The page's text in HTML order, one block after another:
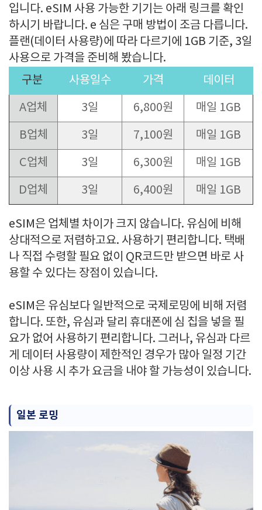
입니다. eSIM 사용 가능한 기기는 아래 링크를 확인
하시기 바랍니다. e 심은 구매 방법이 조금 다릅니다.
플랜(데이터 사용량)에 따라 다르기에 1GB 기준, 3일
사용으로 가격을 준비해 봤습니다.
구분
사용일수 가격 데이터
A업체 3일 6,800원 매일 1GB
B업체 3일 7,100원 매일 1GB
C업체 3일 6,300원 매일 1GB
D업체 3일 6,400원 매일 1GB
eSIM은 업체별 차이가 크지 않습니다. 유심에 비해
상대적으로 저렴하고요. 사용하기 편리합니다. 택배
나 직접 수령할 필요 없이 QR코드만 받으면 바로 사
용할 수 있다는 장점이 있습니다.
eSIM은 유심보다 일반적으로 국제로밍에 비해 저렴
합니다. 또한, 유심과 달리 휴대폰에 심 칩을 넣을 필
요가 없어 사용하기 편리합니다. 그러나, 유심과 다르
게 데이터 사용량이 제한적인 경우가 많아 일정 기간
이상 사용 시 추가 요금을 내야 할 가능성이 있습니다.
일본 로밍